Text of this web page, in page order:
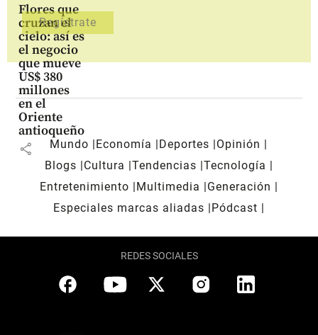
Flores que
cruzan el
cielo: así es
el negocio
que mueve
US$ 380
millones
en el
Oriente
antioqueño
share Mundo Economía Deportes
Opinión
Blogs
Cultura Tendencias Tecnología
Entretenimiento
Multimedia
Generación
Especiales marcas aliadas
Pódcast
REDES SOCIALES